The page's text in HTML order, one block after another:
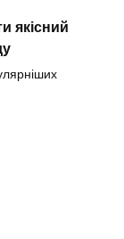
якісний